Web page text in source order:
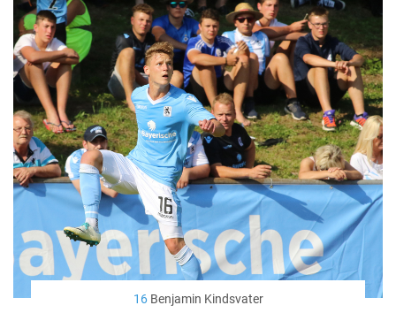
16Benjamin Kindsvater